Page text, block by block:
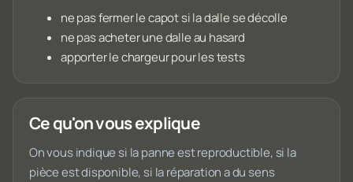
ne pas fermer le capot si la dalle se décolle
ne pas acheter une dalle au hasard
apporter le chargeur pour les tests
Ce qu'on vous explique
On vous indique si la panne est reproductible, si la
pièce est disponible, si la réparation a du sens